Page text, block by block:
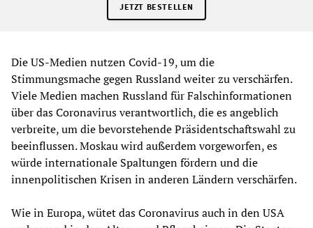
JETZT BESTELLEN
Die US-Medien nutzen Covid-19, um die
Stimmungsmache gegen Russland weiter zu verschärfen.
Viele Medien machen Russland für Falschinformationen
über das Coronavirus verantwortlich, die es angeblich
verbreite, um die bevorstehende Präsidentschaftswahl zu
beeinflussen. Moskau wird außerdem vorgeworfen, es
würde internationale Spaltungen fördern und die
innenpolitischen Krisen in anderen Ländern verschärfen.
Wie in Europa, wütet das Coronavirus auch in den USA